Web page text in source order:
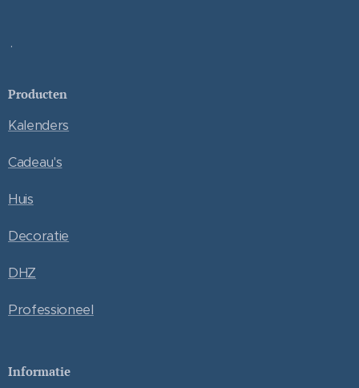
.
Producten
Kalenders
Cadeau's
Huis
Decoratie
DHZ
Professioneel
Informatie